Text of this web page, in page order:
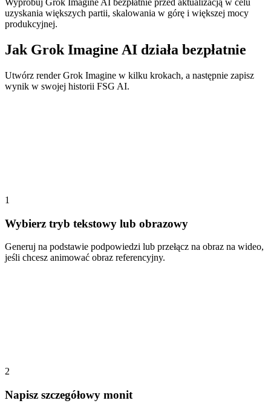
Wypróbuj Grok Imagine AI bezpłatnie przed aktualizacją w celu
uzyskania większych partii, skalowania w górę i większej mocy
produkcyjnej.
Jak Grok Imagine AI działa bezpłatnie
Utwórz render Grok Imagine w kilku krokach, a następnie zapisz
wynik w swojej historii FSG AI.
1
Wybierz tryb tekstowy lub obrazowy
Generuj na podstawie podpowiedzi lub przełącz na obraz na wideo,
jeśli chcesz animować obraz referencyjny.
2
Napisz szczegółowy monit